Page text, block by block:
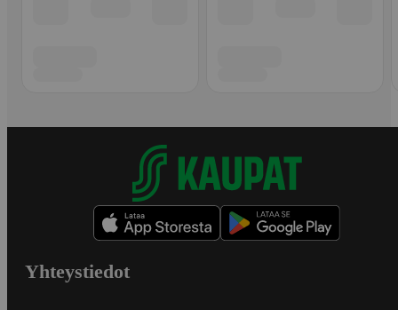
Yhteystiedot